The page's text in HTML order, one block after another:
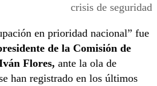
crisis de seguridad
en prioridad nacional” fue
de la Comisión de
Flores, ante la ola de
han registrado en los últimos